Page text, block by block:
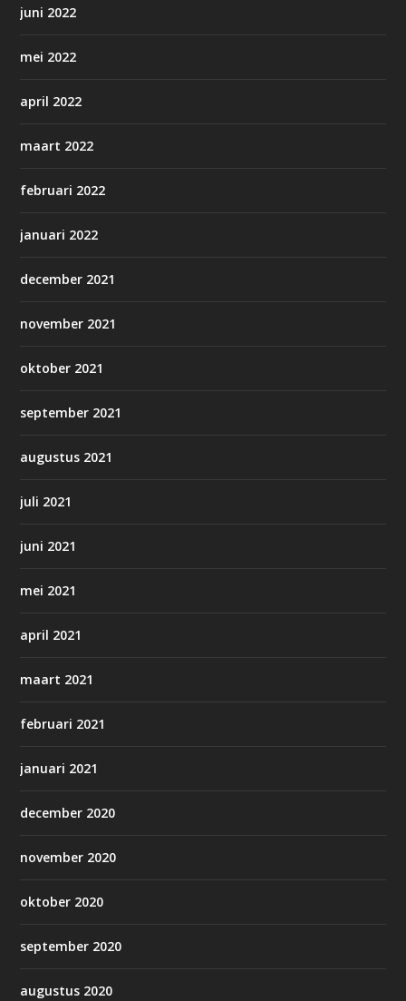
juni 2022
mei 2022
april 2022
maart 2022
februari 2022
januari 2022
december 2021
november 2021
oktober 2021
september 2021
augustus 2021
juli 2021
juni 2021
mei 2021
april 2021
maart 2021
februari 2021
januari 2021
december 2020
november 2020
oktober 2020
september 2020
augustus 2020